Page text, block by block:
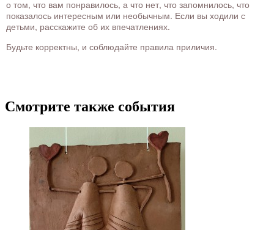
о том, что вам понравилось, а что нет, что запомнилось, что
показалось интересным или необычным. Если вы ходили с
детьми, расскажите об их впечатлениях.
Будьте корректны, и соблюдайте правила приличия.
Смотрите также события